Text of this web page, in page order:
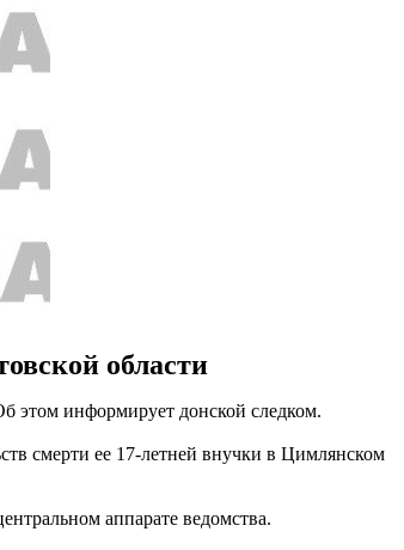
области
этом информирует донской следком.
смерти ее 17-летней внучки в Цимлянском
аппарате ведомства.